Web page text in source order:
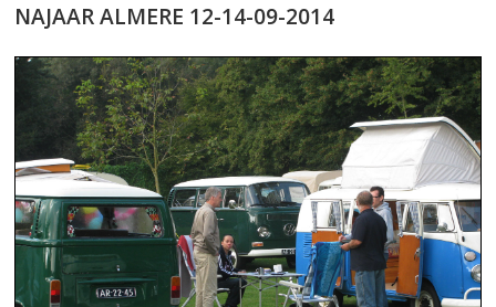
NAJAAR ALMERE 12-14-09-2014